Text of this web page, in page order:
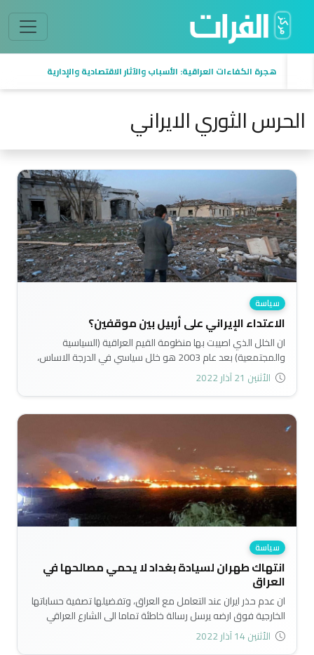
هجرة الكفاءات العراقية: الأسباب والآثار الاقتصادية والإدارية
الحرس الثوري الايراني
سياسة
الاعتداء الإيراني على أربيل بين موقفين؟
ان الخلل الذي اصيبت بها منظومة القيم العراقية (السياسية
والمجتمعية) بعد عام 2003 هو خلل سياسي في الدرجة الاساس،
وتسرب لها نتيجة الانقسام وعدم الاستقرار السياسي الذي تعاني
منه القوى السياسية العراقية منذ ما يقارب العقدين من الزمن،
وتكمن خطورة ذلك الخلل بعدم قدرة تلك القوى على معالجة
الاختلالات البنيوية التي اصيبت بها العملية السياسية والمجتمع
العراقي..
الأثنين 21 آذار 2022
سياسة
انتهاك طهران لسيادة بغداد لا يحمي مصالحها في
العراق
ان عدم حذر ايران عند التعامل مع العراق، وتفضيلها تصفية حساباتها
الخارجية فوق ارضه يرسل رسالة خاطئة تماما الى الشارع العراقي
مفادها عدم احترام بلده من جاره الشرقي، ومثل هذه الرسالة غير
المناسبة تهدد مصالح ايران الاستراتيجية داخل العراق..
الأثنين 14 آذار 2022